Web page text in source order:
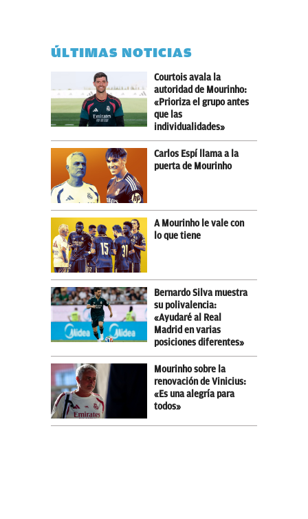
ÚLTIMAS NOTICIAS
Courtois avala la
autoridad de Mourinho:
«Prioriza el grupo antes
que las
individualidades»
Carlos Espí llama a la
puerta de Mourinho
A Mourinho le vale con
lo que tiene
Bernardo Silva muestra
su polivalencia:
«Ayudaré al Real
Madrid en varias
posiciones diferentes»
Mourinho sobre la
renovación de Vinicius:
«Es una alegría para
todos»